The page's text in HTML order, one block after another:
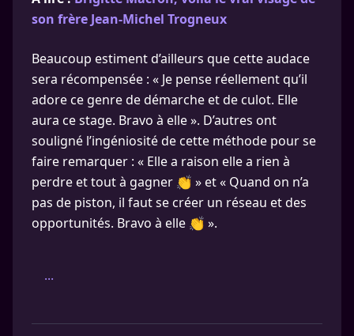
son frère Jean-Michel Trogneux
Beaucoup estiment d’ailleurs que cette audace
sera récompensée : « Je pense réellement qu’il
adore ce genre de démarche et de culot. Elle
aura ce stage. Bravo à elle ». D’autres ont
souligné l’ingéniosité de cette méthode pour se
faire remarquer : « Elle a raison elle a rien à
perdre et tout à gagner 👏 » et « Quand on n’a
pas de piston, il faut se créer un réseau et des
opportunités. Bravo à elle 👏 ».
...